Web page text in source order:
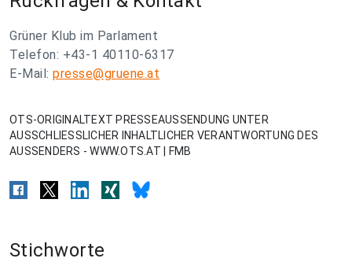
Grüner Klub im Parlament
Telefon: +43-1 40110-6317
E-Mail: presse@gruene.at
OTS-ORIGINALTEXT PRESSEAUSSENDUNG UNTER
AUSSCHLIESSLICHER INHALTLICHER VERANTWORTUNG DES
AUSSENDERS - WWW.OTS.AT | FMB
Stichworte